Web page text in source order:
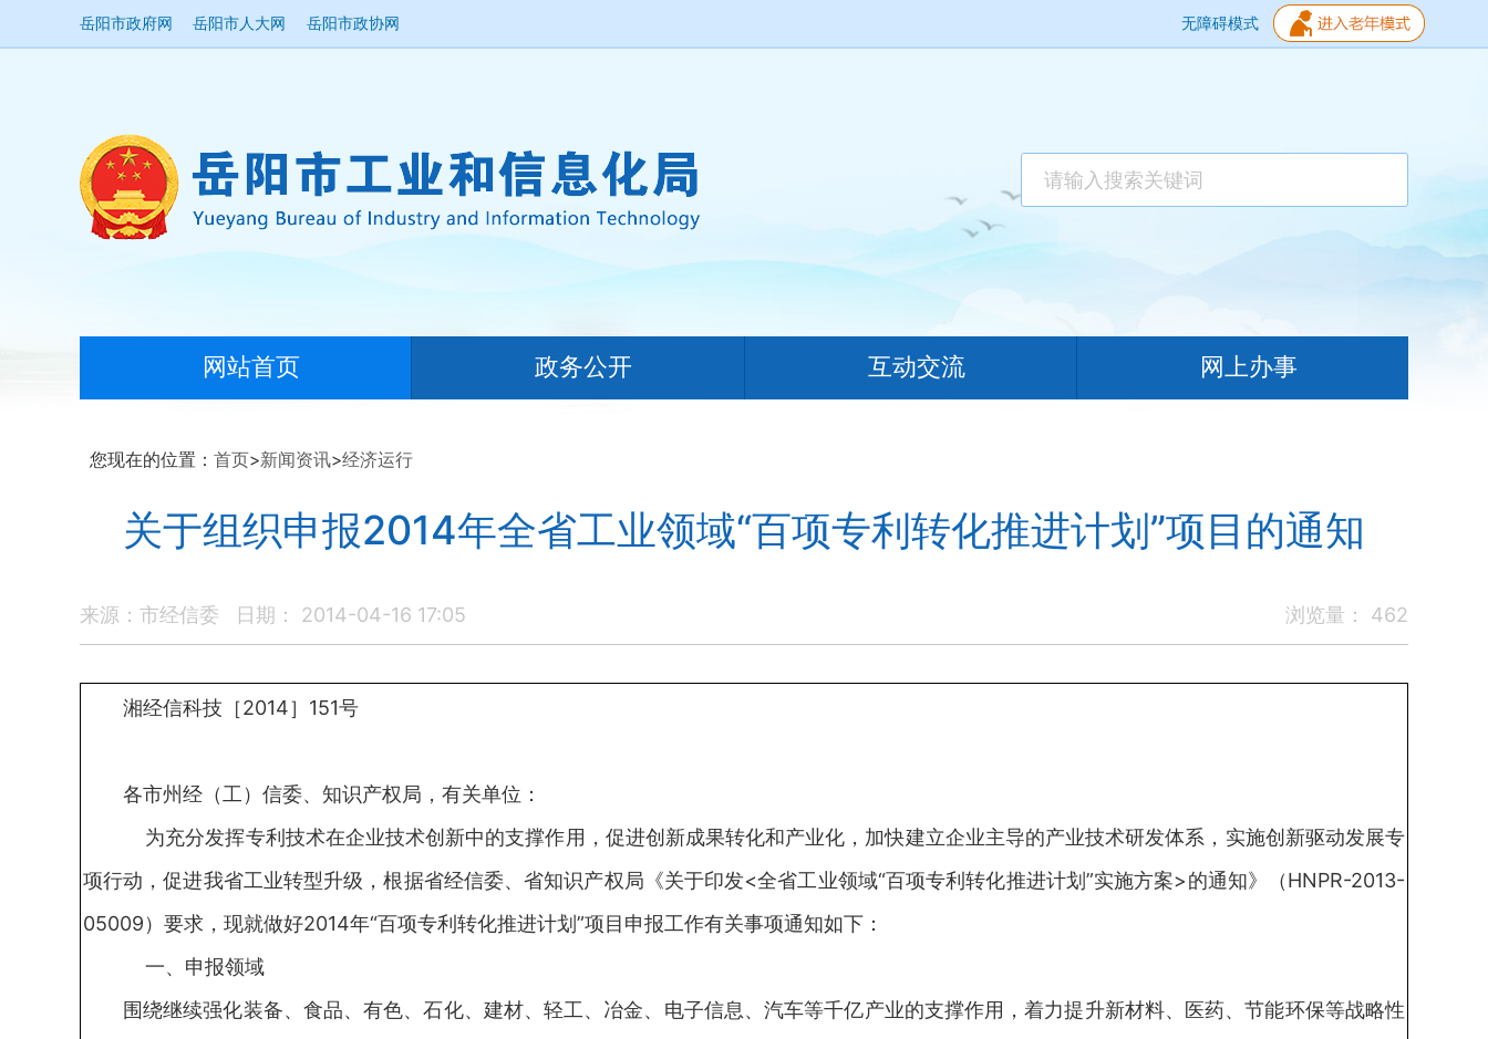
岳阳市政府网 岳阳市人大网 岳阳市政协网 无障碍模式
网站首页 政务公开 互动交流 网上办事
您现在的位置： 首页>新闻资讯>经济运行
关于组织申报2014年全省工业领域“百项专利转化推进计划”项目的通知
来源：市经信委 日期： 2014-04-16 17:05 浏览量： 462
湘经信科技［2014］151号
各市州经（工）信委、知识产权局，有关单位：
为充分发挥专利技术在企业技术创新中的支撑作用，促进创新成果转化和产业化，加快建立企业主导的产业技术研发体系，实施创新驱动发展专
项行动，促进我省工业转型升级，根据省经信委、省知识产权局《关于印发<全省工业领域“百项专利转化推进计划”实施方案>的通知》（HNPR-2013-
05009）要求，现就做好2014年“百项专利转化推进计划”项目申报工作有关事项通知如下：
一、申报领域
围绕继续强化装备、食品、有色、石化、建材、轻工、冶金、电子信息、汽车等千亿产业的支撑作用，着力提升新材料、医药、节能环保等战略性